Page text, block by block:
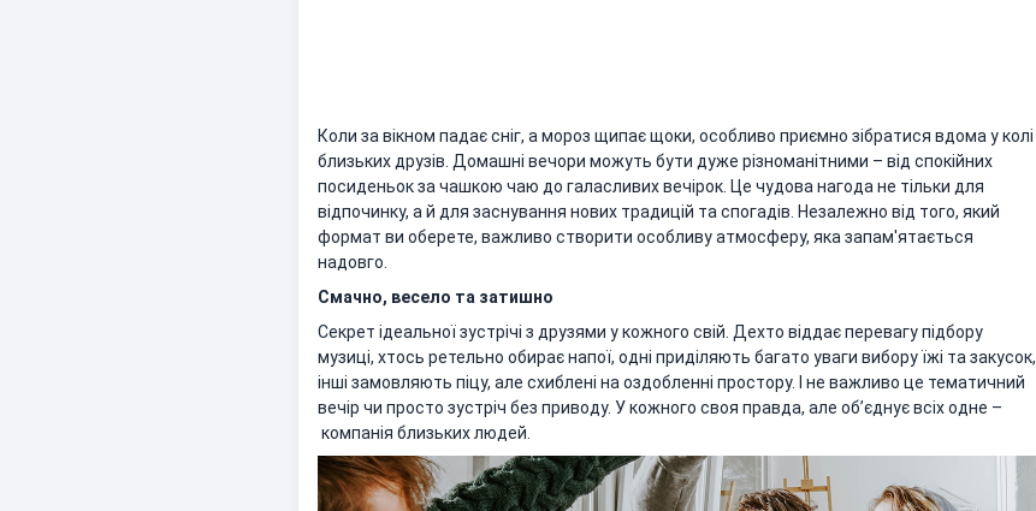
Коли за вікном падає сніг, а мороз щипає щоки, особливо приємно зібратися вдома у колі
близьких друзів. Домашні вечори можуть бути дуже різноманітними – від спокійних
посиденьок за чашкою чаю до галасливих вечірок. Це чудова нагода не тільки для
відпочинку, а й для заснування нових традицій та спогадів. Незалежно від того, який
формат ви оберете, важливо створити особливу атмосферу, яка запам'ятається
надовго.
Смачно, весело та затишно
Секрет ідеальної зустрічі з друзями у кожного свій. Дехто віддає перевагу підбору
музиці, хтось ретельно обирає напої, одні приділяють багато уваги вибору їжі та закусок,
інші замовляють піцу, але схиблені на оздобленні простору. І не важливо це тематичний
вечір чи просто зустріч без приводу. У кожного своя правда, але обʼєднує всіх одне –
компанія близьких людей.